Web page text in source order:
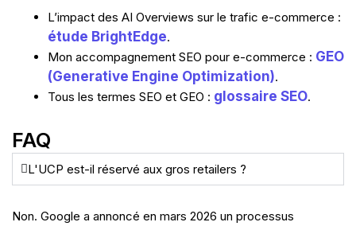
L’impact des AI Overviews sur le trafic e-commerce :
étude BrightEdge.
Mon accompagnement SEO pour e-commerce : GEO
(Generative Engine Optimization).
Tous les termes SEO et GEO : glossaire SEO.
FAQ
L'UCP est-il réservé aux gros retailers ?
Non. Google a annoncé en mars 2026 un processus